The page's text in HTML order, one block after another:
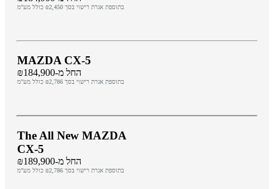
בתוספת אגרת רישוי בסך ₪2,450 כולל מע"מ
MAZDA CX-5
החל מ-₪184,900
בתוספת אגרת רישוי בסך ₪2,786 כולל מע"מ
The All New MAZDA
CX-5
החל מ-₪189,900
בתוספת אגרת רישוי בסך ₪2,786 כולל מע"מ